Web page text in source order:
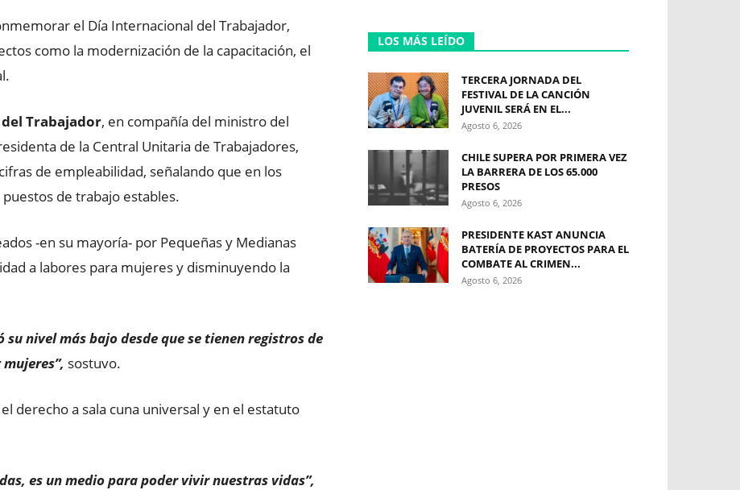
el Día Internacional del Trabajador,
como la modernización de la capacitación, el
Trabajador, en compañía del ministro del
de la Central Unitaria de Trabajadores,
de empleabilidad, señalando que en los
de trabajo estables.
-en su mayoría- por Pequeñas y Medianas
a labores para mujeres y disminuyendo la
nivel más bajo desde que se tienen registros de
sostuvo.
derecho a sala cuna universal y en el estatuto
es un medio para poder vivir nuestras vidas”,
LOS MÁS LEÍDO
TERCERA JORNADA DEL
FESTIVAL DE LA CANCIÓN
JUVENIL SERÁ EN EL...
Agosto 6, 2026
CHILE SUPERA POR PRIMERA VEZ
LA BARRERA DE LOS 65.000
PRESOS
Agosto 6, 2026
PRESIDENTE KAST ANUNCIA
BATERÍA DE PROYECTOS PARA EL
COMBATE AL CRIMEN...
Agosto 6, 2026